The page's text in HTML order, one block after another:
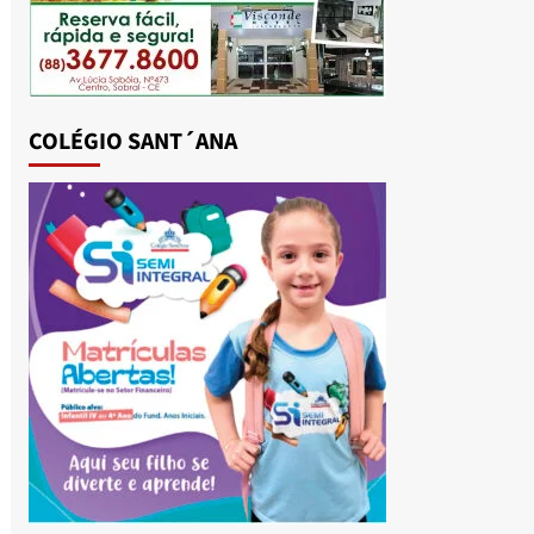
COLÉGIO SANT´ANA